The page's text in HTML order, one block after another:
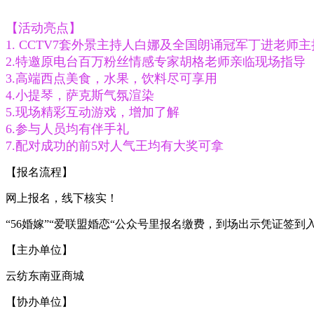
【活动亮点】
1. CCTV7套外景主持人白娜及全国朗诵冠军丁进老师主
2.特邀原电台百万粉丝情感专家胡格老师亲临现场指导
3.高端西点美食，水果，饮料尽可享用
4.小提琴，萨克斯气氛渲染
5.现场精彩互动游戏，增加了解
6.参与人员均有伴手礼
7.配对成功的前5对人气王均有大奖可拿
【报名流程】
网上报名，线下核实！
“56婚嫁”“爱联盟婚恋“公众号里报名缴费，到场出示凭证签到
【主办单位】
云纺东南亚商城
【协办单位】